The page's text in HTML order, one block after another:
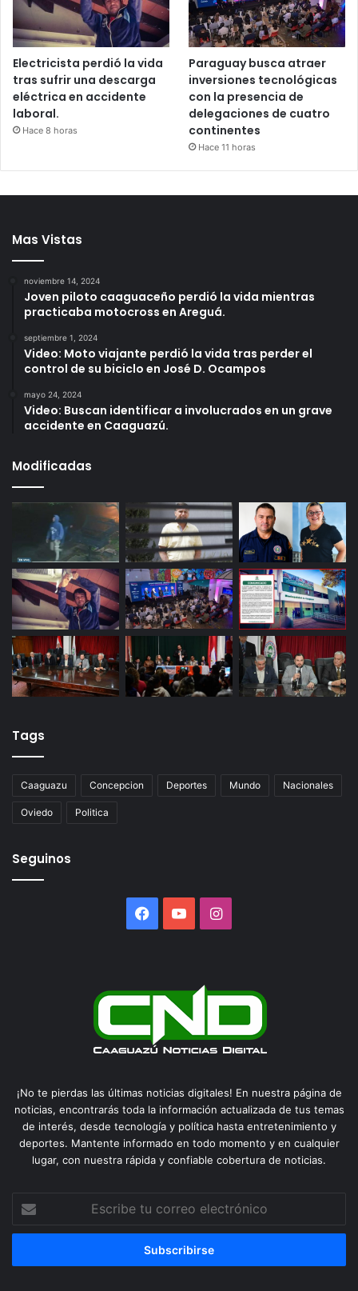
Electricista perdió la vida
tras sufrir una descarga
eléctrica en accidente
laboral.
Hace 8 horas
Paraguay busca atraer
inversiones tecnológicas
con la presencia de
delegaciones de cuatro
continentes
Hace 11 horas
Mas Vistas
noviembre 14, 2024
Joven piloto caaguaceño perdió la vida mientras
practicaba motocross en Areguá.
septiembre 1, 2024
Video: Moto viajante perdió la vida tras perder el
control de su biciclo en José D. Ocampos
mayo 24, 2024
Video: Buscan identificar a involucrados en un grave
accidente en Caaguazú.
Modificadas
Tags
Caaguazu Concepcion Deportes Mundo Nacionales
Oviedo Politica
Seguinos
FacebookYouTubeInstagram
¡No te pierdas las últimas noticias digitales! En nuestra página de
noticias, encontrarás toda la información actualizada de tus temas
de interés, desde tecnología y política hasta entretenimiento y
deportes. Mantente informado en todo momento y en cualquier
lugar, con nuestra rápida y confiable cobertura de noticias.
tu
correo